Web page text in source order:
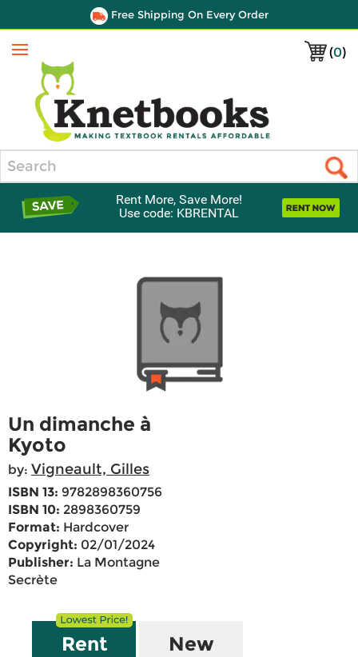
Free Shipping On Every Order
(0)
Menu
Rent More, Save More!
Use code: KBRENTAL
Un dimanche à
Kyoto
by: Vigneault, Gilles
ISBN 13: 9782898360756
ISBN 10: 2898360759
Format: Hardcover
Copyright: 02/01/2024
Publisher: La Montagne
Secrète
Rent New